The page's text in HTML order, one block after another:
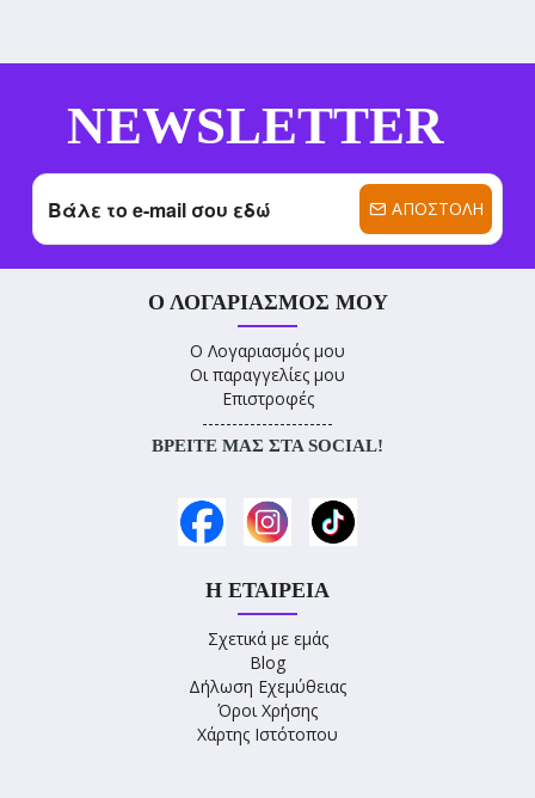
NEWSLETTER
ΑΠΟΣΤΟΛΉ
Ο ΛΟΓΑΡΙΑΣΜΌΣ ΜΟΥ
Ο Λογαριασμός μου
Οι παραγγελίες μου
Επιστροφές
----------------------
ΒΡΕΊΤΕ ΜΑΣ ΣΤΑ SOCIAL!
Η ΕΤΑΙΡΕΊΑ
Σχετικά με εμάς
Blog
Δήλωση Εχεμύθειας
Όροι Χρήσης
Χάρτης Ιστότοπου